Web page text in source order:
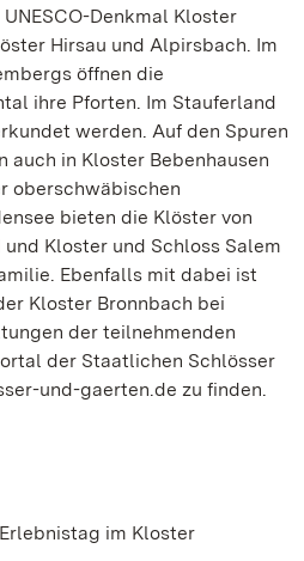
Denkmal Kloster
Hirsau und Alpirsbach. Im
öffnen die
ihre Pforten. Im Stauferland
werden. Auf den Spuren
auch in Kloster Bebenhausen
oberschwäbischen
bieten die Klöster von
Kloster und Schloss Salem
Ebenfalls mit dabei ist
Kloster Bronnbach bei
der teilnehmenden
der Staatlichen Schlösser
und-gaerten.de zu finden.
im Kloster